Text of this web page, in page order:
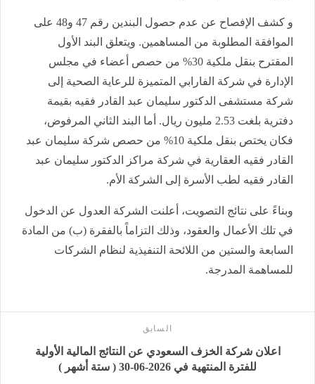
و كشف الإفصاح عن عدم حصول البندين رقم 47 و48 على
الموافقة المطلوبة من المساهمين. ويتعلق البند الأول
المقترح بنقل ملكية 30% من حصص أعضاء في مجلس
الإدارة في شركة الفارابي المتميزة للرعاية الصحية إلى
شركة مستشفى الدكتور سليمان عبد القادر فقيه بقيمة
دفترية بلغت 2.53 مليون ريال. أما البند الثاني المرفوض،
فكان يختص بنقل ملكية 10% من حصص شركة سليمان عبد
القادر فقيه العقارية في شركة مراكز الدكتور سليمان عبد
القادر فقيه لطب الأسرة إلى الشركة الأم.
وبناءً على نتائج التصويت، أعلنت الشركة العدول عن الدخول
في تلك الأعمال والعقود، وذلك التزاماً بالفقرة (ب) من المادة
السابعة والستين من اللائحة التنفيذية لنظام الشركات
للمساهمة المدرجة.
السابق
اعلان شركة الخزف السعودي عن النتائج المالية الأولية
للفترة المنتهية في 2026-06-30 ( ستة أشهر )